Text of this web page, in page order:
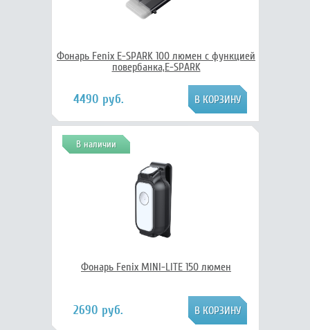
Фонарь Fenix E-SPARK 100 люмен с функцией
повербанка,E-SPARK
4490 руб.
В наличии
Фонарь Fenix MINI-LITE 150 люмен
2690 руб.